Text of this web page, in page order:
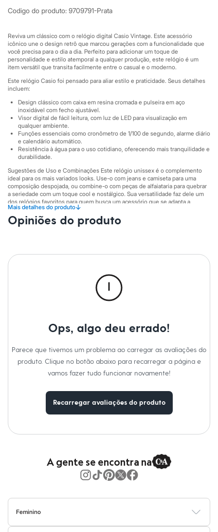
Óculos
Botas
Chinelos
Rasteirinhas
Sandálias
Sapatilhas
Tênis
Marcas
City
Clock House
Mindset
Sawary
Yessica
Moda esportiva
Acessórios
Blusas
Calçados
Leggings
Shorts e Bermudas
Tops
Moda íntima
Calcinhas
Cintas e Modeladores
Meias
Moda praia
Biquínis
Casacos e Jaquetas
Shorts e Saias
Vestidos
Bermudas
Camisas
Casacos e Jaquetas
Chapéus e Bonés
Cintos
Óculos
Codigo do produto: 9709791-Prata
Reviva um clássico com o relógio digital Casio Vintage. Este acessório
icônico une o design retrô que marcou gerações com a funcionalidade que
você precisa para o dia a dia. Perfeito para adicionar um toque de
personalidade e estilo atemporal a qualquer produção, este relógio é um
item versátil que transita facilmente entre o casual e o moderno.
Este relógio Casio foi pensado para aliar estilo e praticidade. Seus detalhes
incluem:
Design clássico com caixa em resina cromada e pulseira em aço
inoxidável com fecho ajustável.
Visor digital de fácil leitura, com luz de LED para visualização em
qualquer ambiente.
Funções essenciais como cronômetro de 1/100 de segundo, alarme diário
e calendário automático.
Resistência à água para o uso cotidiano, oferecendo mais tranquilidade e
durabilidade.
Sugestões de Uso e Combinações Este relógio unissex é o complemento
ideal para os mais variados looks. Use-o com jeans e camiseta para uma
composição despojada, ou combine-o com peças de alfaiataria para quebrar
a seriedade com um toque cool e nostálgico. Sua versatilidade faz dele um
dos relógios favoritos para quem busca um acessório que se adapta a
diferentes ocasiões e estilos.
A gente se encontra na C&A! ❤
Cronômetro de 1/100 de segundo (capacidade de medição: 59'59,99,
Sinalização a cada hora.
Calendário automático.
Horário regular: hora, minuto, segundo, pm, data, dia.
Mais detalhes do produto↓
Informacoes gerais:
Material: Aço
Opiniões do produto
Ops, algo deu errado!
Parece que tivemos um problema ao carregar as avaliações do
produto. Clique no botão abaixo para recarregar a página e
vamos fazer tudo funcionar novamente!
Recarregar avaliações do produto
A gente se encontra na
Feminino
BlusasCalçasVestidosSaiasCasacosModa PraiaModa Íntima